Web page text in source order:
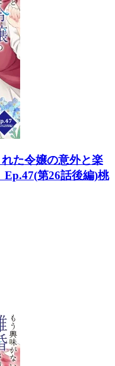
た令嬢の意外と楽
Ep.47(第26話後編)桃